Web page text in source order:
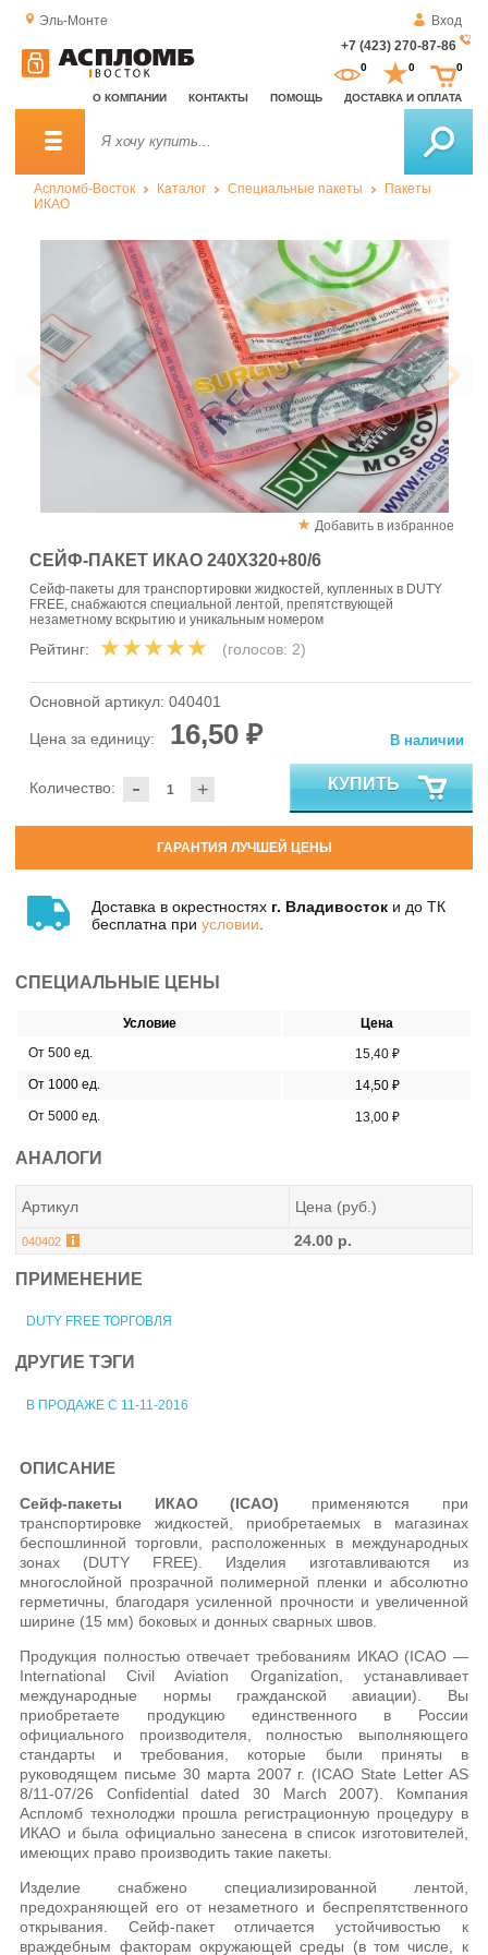
Эль-Монте
Вход
+7 (423) 270-87-86
О КОМПАНИИ КОНТАКТЫ ПОМОЩЬ ДОСТАВКА И ОПЛАТА
0 0 0
Аспломб-Восток Каталог Специальные пакеты
Пакеты
ИКАО
Добавить в избранное
СЕЙФ-ПАКЕТ ИКАО 240Х320+80/6
Сейф-пакеты для транспортировки жидкостей, купленных в DUTY
FREE, снабжаются специальной лентой, препятствующей
незаметному вскрытию и уникальным номером
Рейтинг: (голосов: 2)
Основной артикул: 040401
Цена за единицу: 16,50 ₽
- +
Количество:
В наличии
КУПИТЬ
ГАРАНТИЯ ЛУЧШЕЙ ЦЕНЫ
Доставка в окрестностях г. Владивосток и до ТК
бесплатна при условии
СПЕЦИАЛЬНЫЕ ЦЕНЫ
Условие
Цена
От 500 ед.
15,40 ₽
От 1000 ед.
14,50 ₽
От 5000 ед.
13,00 ₽
АНАЛОГИ
Артикул Цена (руб.)
040402 24.00 р.
ПРИМЕНЕНИЕ
DUTY FREE ТОРГОВЛЯ
ДРУГИЕ ТЭГИ
В ПРОДАЖЕ С 11-11-2016
ОПИСАНИЕ
Сейф-пакеты ИКАО (ICAO) применяются при
транспортировке жидкостей, приобретаемых в магазинах
беспошлинной торговли, расположенных в международных
зонах (DUTY FREE). Изделия изготавливаются из
многослойной прозрачной полимерной пленки и абсолютно
герметичны, благодаря усиленной прочности и увеличенной
ширине (15 мм) боковых и донных сварных швов.
Продукция полностью отвечает требованиям ИКАО (ICAO —
International Civil Aviation Organization, устанавливает
международные нормы гражданской авиации). Вы
приобретаете продукцию единственного в России
официального производителя, полностью выполняющего
стандарты и требования, которые были приняты в
руководящем письме 30 марта 2007 г. (ICAO State Letter AS
8/11-07/26 Confidential dated 30 March 2007). Компания
Аспломб технолоджи прошла регистрационную процедуру в
ИКАО и была официально занесена в список изготовителей,
имеющих право производить такие пакеты.
Изделие снабжено специализированной лентой,
предохраняющей его от незаметного и беспрепятственного
открывания. Сейф-пакет отличается устойчивостью к
враждебным факторам окружающей среды (в том числе, к